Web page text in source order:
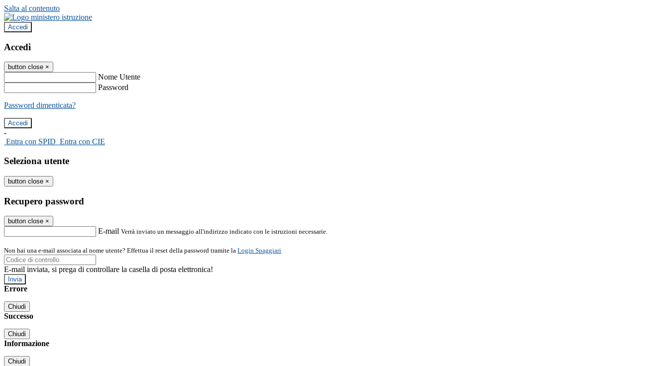
Salta al contenuto
Accedi
Accedi
button close ×
Nome Utente
Password
Password dimenticata?
-
Entra con SPID Entra con CIE
Seleziona utente
button close ×
Recupero password
button close ×
E-mail Verrà inviato un messaggio all'indirizzo indicato con le istruzioni necessarie.
Non hai una e-mail associata al nome utente? Effettua il reset della password tramite la Login Spaggiari
E-mail inviata, si prega di controllare la casella di posta elettronica!
Errore
Chiudi
Successo
Chiudi
Informazione
Chiudi